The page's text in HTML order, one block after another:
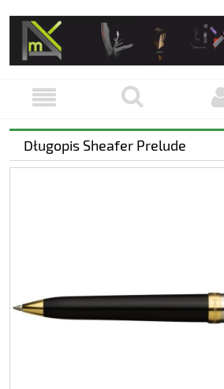
Długopis Sheafer Prelude